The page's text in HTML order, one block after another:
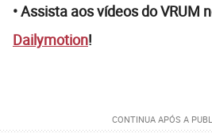
• Assista aos vídeos do VRUM
Dailymotion!